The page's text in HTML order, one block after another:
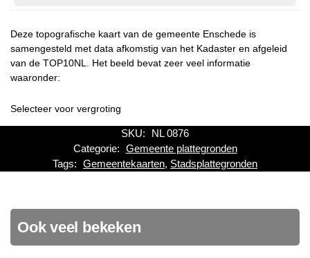
Deze topografische kaart van de gemeente Enschede is
samengesteld met data afkomstig van het Kadaster en afgeleid
van de TOP10NL. Het beeld bevat zeer veel informatie
waaronder:
Selecteer voor vergroting
SKU:
NL 0876
Categorie: Gemeente plattegronden
Tags: Gemeentekaarten, Stadsplattegronden
Ook veel bekeken